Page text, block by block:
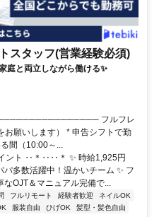
スタッフ(営業経験必須)
庭と両立しながら働ける✨
フルフレ
お願いします） * 申告シフトで勤
間（10:00～...
ント ‥＊‥‥＊ ✨ 時給1,925円
パ多数活躍中！温かいチーム ✨ フ
なOJT＆マニュアル完備で...
フルリモート 経験者歓迎
ネイルOK
服装自由 ひげOK 髪型・髪色自由